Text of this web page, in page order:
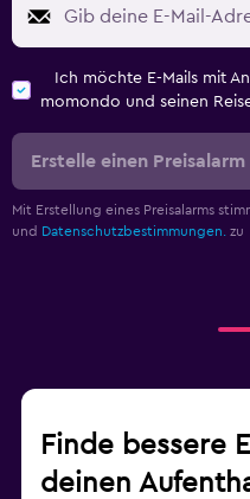
Ich möchte E-Mails mit
momondo und seinen
Erstelle einen Preisalarm
Mit Erstellung eines Preisalarms
und Datenschutzbestimmungen. zu
Finde bessere
deinen